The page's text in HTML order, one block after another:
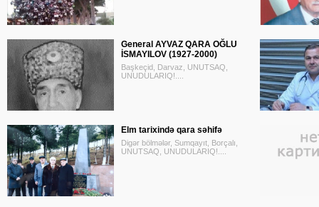
General AYVAZ QARA OĞLU
İSMAYILOV (1927-2000)
Başkeçid, Darvaz, UNUTSAQ,
UNUDULARIQ!....
Elm tarixində qara səhifə
Digər bölmələr, Sumqayıt, Borçalı,
UNUTSAQ, UNUDULARIQ!....